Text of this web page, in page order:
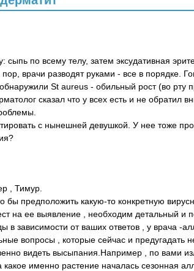
по всему телу, затем эксудативная
врачи разводят руками - все в порядке.
St aureus - обильный рост (во рту
сказал что у всех есть и не обратил
с нынешней девушкой. У нее тоже
, Тимур.
бы предположить какую-то конкретную
на ее выявление , необходим детальный
в зависимости от ваших ответов , у врача -
вопросы , которые сейчас и предугадать
видеть высыпания.Например , по вами
какое именно растение началась сезонная